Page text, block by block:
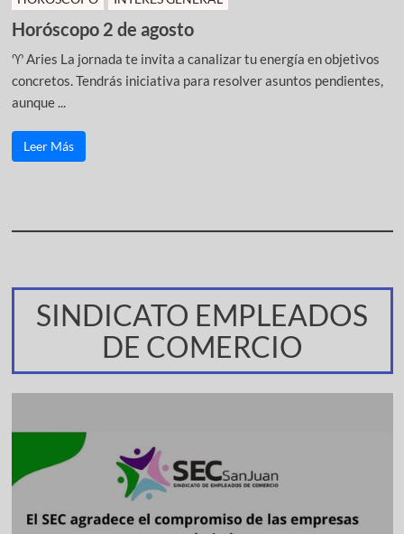
Horóscopo 2 de agosto
♈ Aries La jornada te invita a canalizar tu energía en objetivos
concretos. Tendrás iniciativa para resolver asuntos pendientes,
aunque ...
Leer Más
SINDICATO EMPLEADOS
DE COMERCIO